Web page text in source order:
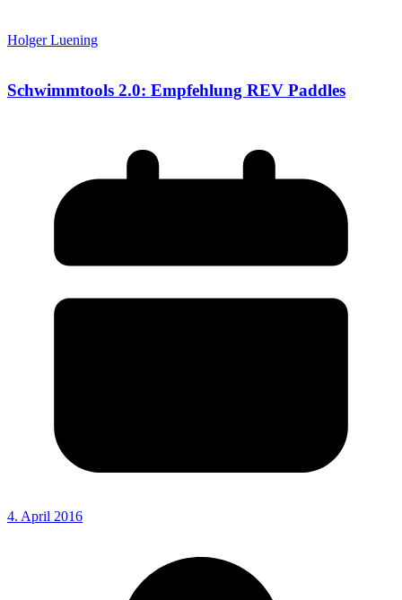
Holger Luening
Schwimmtools 2.0: Empfehlung REV Paddles
4. April 2016